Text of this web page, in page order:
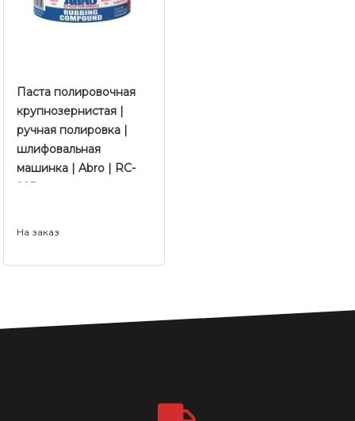
Паста полировочная
крупнозернистая |
ручная полировка |
шлифовальная
машинка | Abro | RC-
295
На заказ